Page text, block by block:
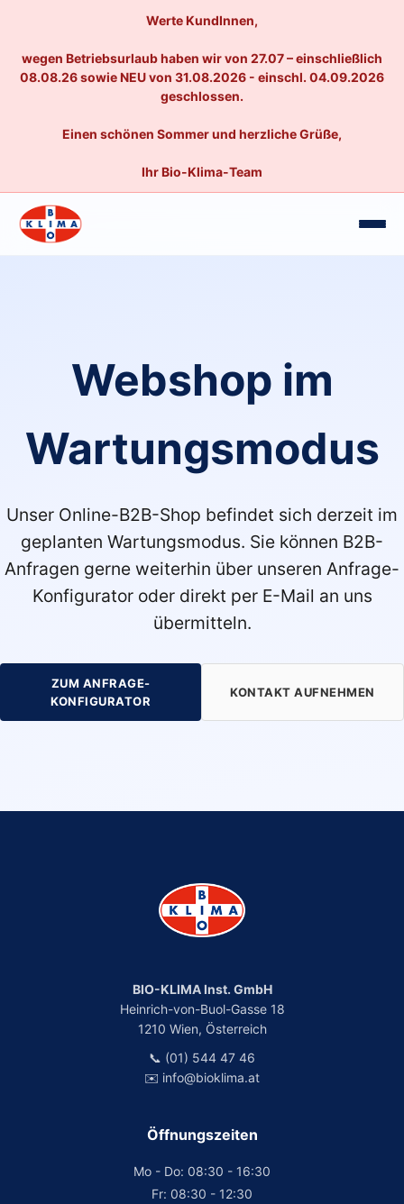
Werte KundInnen,
wegen Betriebsurlaub haben wir von 27.07 – einschließlich
08.08.26 sowie NEU von 31.08.2026 - einschl. 04.09.2026
geschlossen.
Einen schönen Sommer und herzliche Grüße,
Ihr Bio-Klima-Team
Webshop im
Wartungsmodus
Unser Online-B2B-Shop befindet sich derzeit im
geplanten Wartungsmodus. Sie können B2B-
Anfragen gerne weiterhin über unseren Anfrage-
Konfigurator oder direkt per E-Mail an uns
übermitteln.
ZUM ANFRAGE-
KONFIGURATOR
KONTAKT AUFNEHMEN
BIO-KLIMA Inst. GmbH
Heinrich-von-Buol-Gasse 18
1210 Wien, Österreich
📞 (01) 544 47 46
✉️ info@bioklima.at
Öffnungszeiten
Mo - Do: 08:30 - 16:30
Fr: 08:30 - 12:30